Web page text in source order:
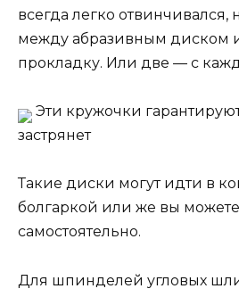
всегда легко отвинчивался,
между абразивным диском
прокладку. Или две — с
Эти кружочки
застрянет
Такие диски могут идти в
болгаркой или же вы
самостоятельно.
Для шпинделей угловых